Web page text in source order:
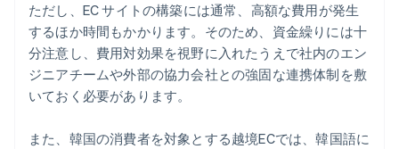
ただし、EC サイトの構築には通常、高額な費用が発生
するほか時間もかかります。そのため、資金繰りには十
分注意し、費用対効果を視野に入れたうえで社内のエン
ジニアチームや外部の協力会社との強固な連携体制を敷
いておく必要があります。
また、韓国の消費者を対象とする越境ECでは、韓国語に